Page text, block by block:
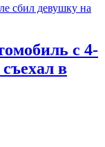
сбил девушку на
с 4-
в